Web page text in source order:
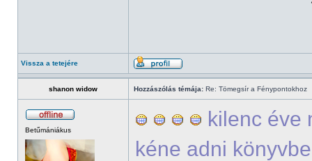
Vissza a tetejére
shanon widow Hozzászólás témája: Re: Tömegsír a Fénypontokhoz
Betűmániákus
kilenc éve
kéne adni